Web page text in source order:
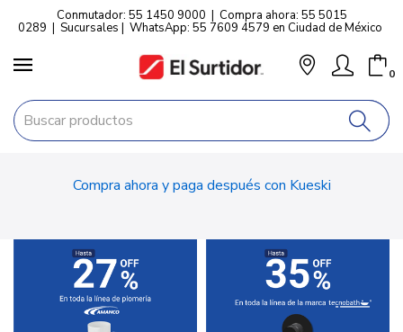
Conmutador: 55 1450 9000 | Compra ahora: 55 5015
0289 | Sucursales | WhatsApp: 55 7609 4579 en Ciudad de México
0
Compra ahora y paga después con Kueski